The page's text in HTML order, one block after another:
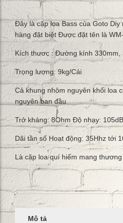
Đây là cặp loa Bass của Goto
hàng đặt biệt Được đặt tên là
Kích thươc : Đường kính 330mm,
Trọng lượng: 9kg/Cái
Cả khung nhôm nguyên khối loa
nguyên ban đầu
Trở kháng: 8Ohm Độ nhạy: 105dB
Dãi tần số Hoạt động: 35Hhz tới
Là cặp loa quí hiếm mang
Mô tả